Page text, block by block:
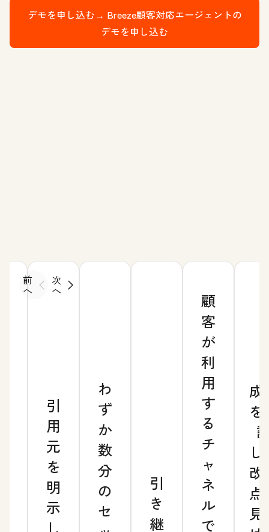
デモを申し込む→ Breeze顧客対応エージェントの
デモを申し込む
前
へ
次
へ
引
用
元
を
明
示
し
わ
ず
か
数
分
の
セ
引
き
継
顧
客
が
利
用
す
る
チ
ャ
ネ
ル
で
成
を
改
点
見